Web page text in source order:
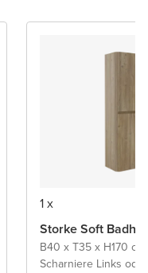
1 x
Storke Soft
B40 x T35 x H170 cm
Scharniere Links